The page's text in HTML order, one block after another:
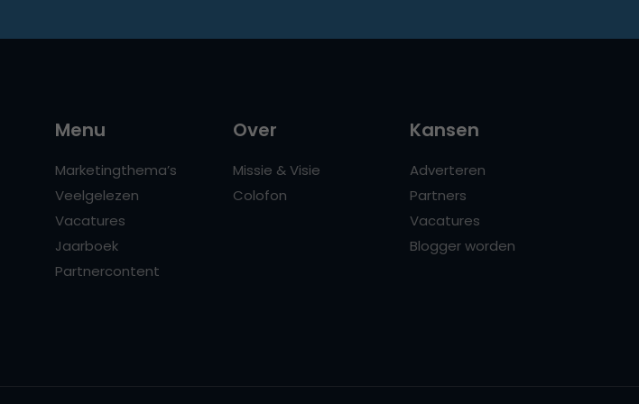
Menu
Marketingthema’s
Veelgelezen
Vacatures
Jaarboek
Partnercontent
Over
Missie & Visie
Colofon
Kansen
Adverteren
Partners
Vacatures
Blogger worden